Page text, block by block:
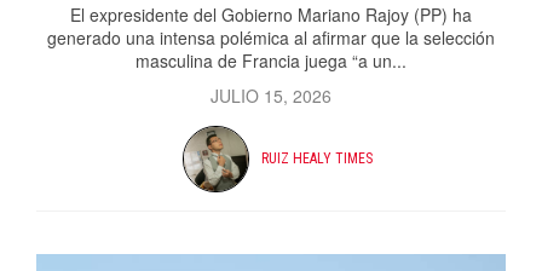
El expresidente del Gobierno Mariano Rajoy (PP) ha
generado una intensa polémica al afirmar que la selección
masculina de Francia juega “a un...
JULIO 15, 2026
RUIZ HEALY TIMES